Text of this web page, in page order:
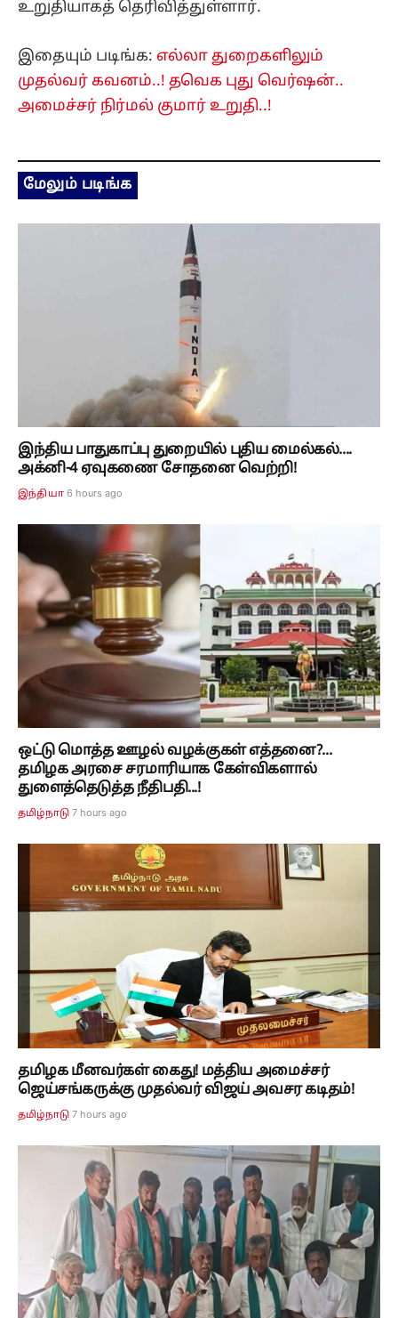
உறுதியாகத் தெரிவித்துள்ளார்.
இதையும் படிங்க: எல்லா துறைகளிலும்
முதல்வர் கவனம்..! தவெக புது வெர்ஷன்..
அமைச்சர் நிர்மல் குமார் உறுதி..!
மேலும் படிங்க
இந்திய பாதுகாப்பு துறையில் புதிய மைல்கல்....
அக்னி-4 ஏவுகணை சோதனை வெற்றி!
இந்தியா 6 hours ago
ஒட்டு மொத்த ஊழல் வழக்குகள் எத்தனை?...
தமிழக அரசை சரமாரியாக கேள்விகளால்
துளைத்தெடுத்த நீதிபதி...!
தமிழ்நாடு 7 hours ago
தமிழக மீனவர்கள் கைது! மத்திய அமைச்சர்
ஜெய்சங்கருக்கு முதல்வர் விஜய் அவசர கடிதம்!
தமிழ்நாடு 7 hours ago